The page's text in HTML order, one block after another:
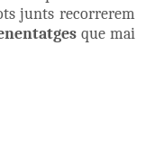
junts recorrerem
que mai